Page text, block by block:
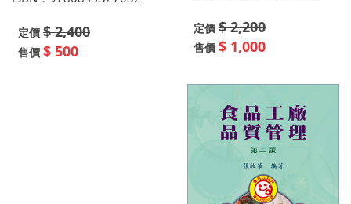
定價 $ 2,400
售價 $ 500
定價 $ 2,200
售價 $ 1,000